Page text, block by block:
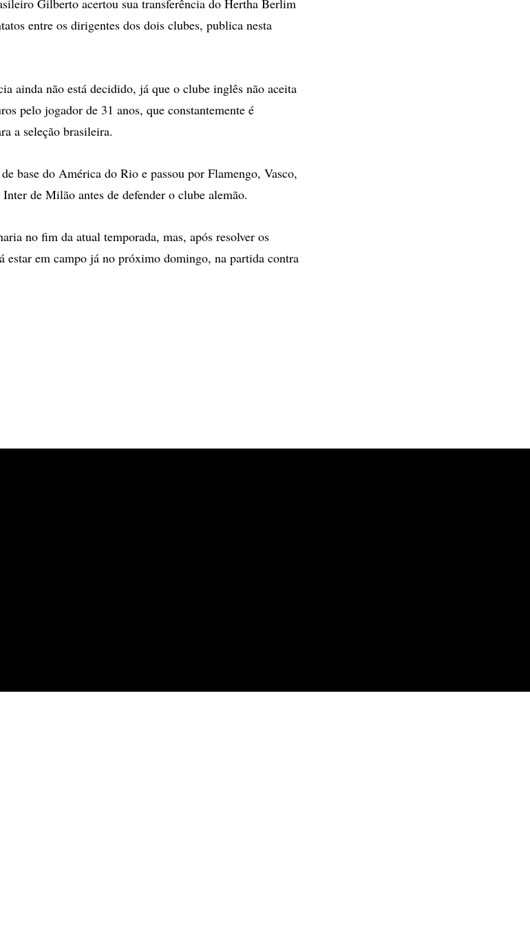
Gilberto acertou sua transferência do Hertha Berlim
entre os dirigentes dos dois clubes, publica nesta
ainda não está decidido, já que o clube inglês não aceita
pelo jogador de 31 anos, que constantemente é
a seleção brasileira.
base do América do Rio e passou por Flamengo, Vasco,
de Milão antes de defender o clube alemão.
no fim da atual temporada, mas, após resolver os
estar em campo já no próximo domingo, na partida contra